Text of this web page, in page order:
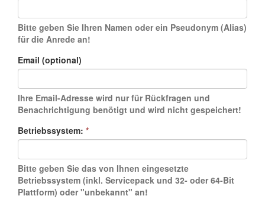
Bitte geben Sie Ihren Namen oder ein Pseudonym (Alias)
für die Anrede an!
Email (optional)
Ihre Email-Adresse wird nur für Rückfragen und
Benachrichtigung benötigt und wird nicht gespeichert!
Betriebssystem: *
Bitte geben Sie das von Ihnen eingesetzte
Betriebssystem (inkl. Servicepack und 32- oder 64-Bit
Plattform) oder "unbekannt" an!